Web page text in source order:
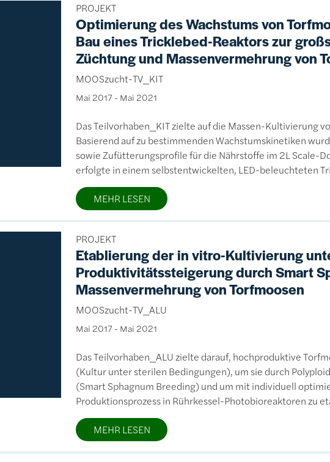
PROJEKT
Optimierung des Wachstums von
Bau eines Tricklebed-Reaktors zur
Züchtung und Massenvermehrung von
MOOSzucht-TV_KIT
Mai 2017 - Mai 2021
Das Teilvorhaben_KIT zielte auf die Massen-Kultivierung
Basierend auf zu bestimmenden Wachstumskinetiken
sowie Zufütterungsprofile für die Nährstoffe im 2L Scale-
erfolgte in einem selbstentwickelten, LED-beleuchteten
MEHR LESEN
PROJEKT
Etablierung der in vitro-Kultivierung
Produktivitätssteigerung durch Smart
Massenvermehrung von Torfmoosen
MOOSzucht-TV_ALU
Mai 2017 - Mai 2021
Das Teilvorhaben_ALU zielte darauf, hochproduktive
(Kultur unter sterilen Bedingungen), um sie durch
(Smart Sphagnum Breeding) und um mit individuell
Produktionsprozess in Rührkessel-Photobioreaktoren zu
MEHR LESEN